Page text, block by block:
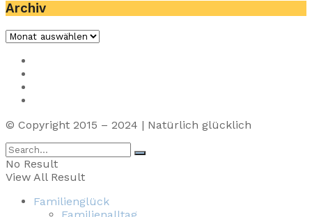
Archiv
Archiv
© Copyright 2015 – 2024 | Natürlich glücklich
No Result
View All Result
Familienglück